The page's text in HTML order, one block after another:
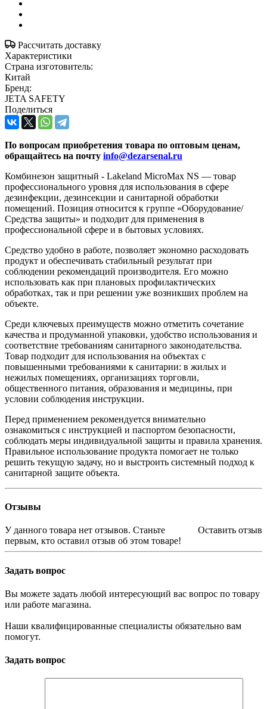
Рассчитать доставку
Характеристики
Страна изготовитель:
Китай
Бренд:
JETA SAFETY
Поделиться
По вопросам приобретения товара по оптовым ценам,
обращайтесь на почту info@dezarsenal.ru
Комбинезон защитный - Lakeland MicroMax NS — товар
профессионального уровня для использования в сфере
дезинфекции, дезинсекции и санитарной обработки
помещений. Позиция относится к группе «Оборудование/
Средства защиты» и подходит для применения в
профессиональной сфере и в бытовых условиях.
Средство удобно в работе, позволяет экономно расходовать
продукт и обеспечивать стабильный результат при
соблюдении рекомендаций производителя. Его можно
использовать как при плановых профилактических
обработках, так и при решении уже возникших проблем на
объекте.
Среди ключевых преимуществ можно отметить сочетание
качества и продуманной упаковки, удобство использования и
соответствие требованиям санитарного законодательства.
Товар подходит для использования на объектах с
повышенными требованиями к санитарии: в жилых и
нежилых помещениях, организациях торговли,
общественного питания, образования и медицины, при
условии соблюдения инструкции.
Перед применением рекомендуется внимательно
ознакомиться с инструкцией и паспортом безопасности,
соблюдать меры индивидуальной защиты и правила хранения.
Правильное использование продукта помогает не только
решить текущую задачу, но и выстроить системный подход к
санитарной защите объекта.
Отзывы
Оставить отзыв
У данного товара нет отзывов. Станьте
первым, кто оставил отзыв об этом товаре!
Задать вопрос
Вы можете задать любой интересующий вас вопрос по товару
или работе магазина.
Наши квалифицированные специалисты обязательно вам
помогут.
Задать вопрос